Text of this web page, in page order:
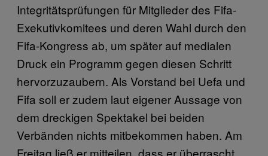
Integritätsprüfungen für Mitglieder des Fifa-
Exekutivkomitees und deren Wahl durch den
Fifa-Kongress ab, um später auf medialen
Druck ein Programm gegen diesen Schritt
hervorzuzaubern. Als Vorstand bei Uefa und
Fifa soll er zudem laut eigener Aussage von
dem dreckigen Spektakel bei beiden
Verbänden nichts mitbekommen haben. Am
Freitag ließ er mitteilen, dass er überrascht